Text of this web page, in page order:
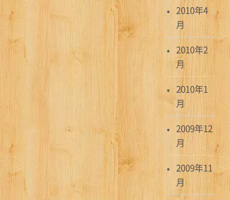
2010年4
月
2010年2
月
2010年1
月
2009年12
月
2009年11
月